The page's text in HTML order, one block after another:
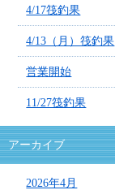
4/17筏釣果
4/13（月）筏釣果
営業開始
11/27筏釣果
アーカイブ
2026年4月